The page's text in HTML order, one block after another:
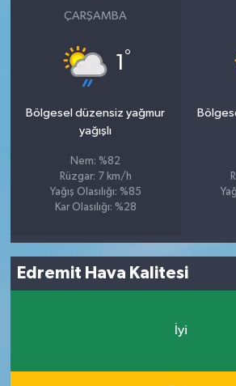
ÇARŞAMBA
1 °
Bölgesel düzensiz yağmur
yağışlı
Nem: %82
Rüzgar: 7 km/h
Yağış Olasılığı: %85
Kar Olasılığı: %28
Edremit Hava Kalitesi
İyi